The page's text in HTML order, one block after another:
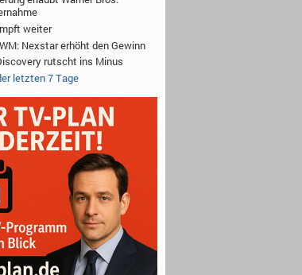
weiter
Nexstar erhöht den Gewinn
rutscht ins Minus
letzten 7 Tage